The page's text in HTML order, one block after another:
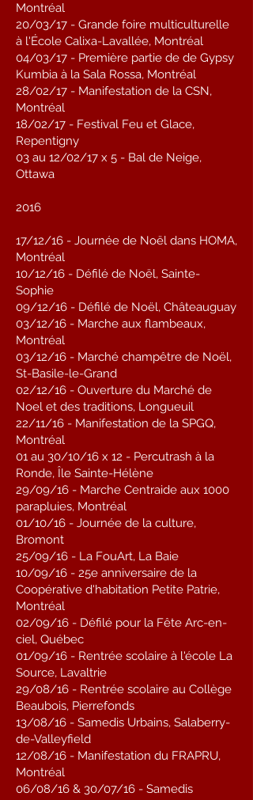
Montréal
20/03/17 - Grande foire multiculturelle
à l'École Calixa-Lavallée, Montréal
04/03/17 - Première partie de de Gypsy
Kumbia à la Sala Rossa, Montréal
28/02/17 - Manifestation de la CSN,
Montréal
18/02/17 - Festival Feu et Glace,
Repentigny
03 au 12/02/17 x 5 - Bal de Neige,
Ottawa
2016
17/12/16 - Journée de Noël dans HOMA,
Montréal
10/12/16 - Défilé de Noël, Sainte-
Sophie
09/12/16 - Défilé de Noël, Châteauguay
03/12/16 - Marche aux flambeaux,
Montréal
03/12/16 - Marché champêtre de Noël,
St-Basile-le-Grand
02/12/16 - Ouverture du Marché de
Noel et des traditions, Longueuil
22/11/16 - Manifestation de la SPGQ,
Montréal
01 au 30/10/16 x 12 - Percutrash à la
Ronde, Île Sainte-Hélène
29/09/16 - Marche Centraide aux 1000
parapluies, Montréal
01/10/16 - Journée de la culture,
Bromont
25/09/16 - La FouArt, La Baie
10/09/16 - 25e anniversaire de la
Coopérative d'habitation Petite Patrie,
Montréal
02/09/16 - Défilé pour la Fête Arc-en-
ciel, Québec
01/09/16 - Rentrée scolaire à l'école La
Source, Lavaltrie
29/08/16 - Rentrée scolaire au Collège
Beaubois, Pierrefonds
13/08/16 - Samedis Urbains, Salaberry-
de-Valleyfield
12/08/16 - Manifestation du FRAPRU,
Montréal
06/08/16 & 30/07/16 - Samedis